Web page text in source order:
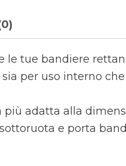
le tue bandiere
per uso interno che
più adatta alla
e porta